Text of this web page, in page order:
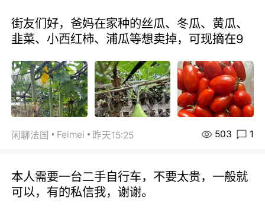
街友们好，爸妈在家种的丝瓜、冬瓜、黄瓜、
韭菜、小西红柿、浦瓜等想卖掉，可现摘在9
闲聊法国 Feimei 昨天15:25 503 1
本人需要一台二手自行车，不要太贵，一般就
可以，有的私信我，谢谢。